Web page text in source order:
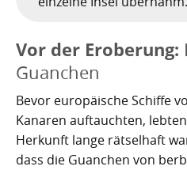
Los
Das
Giftige Insekten und
Riesenkalmare in den
Inseln
Granadilla
Guía de
Icod de
Achamán -
Guayota - Teide, Feuer
Magec - Sonne, Licht
Chaxiraxi -
Achuguayo - Mond, Zeit
San
Wie Kastilien die
Die Schlachten
Der
Konstanz
Nachhaltig bauen und
Star Wars auf
Die
Teneriffas
Vor der Eroberung:
Guanchen
Bevor europäische Schiffe
Kanaren auftauchten,
Herkunft lange rätselhaft
dass die Guanchen von